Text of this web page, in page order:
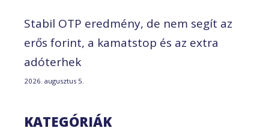
Stabil OTP eredmény, de nem segít az
erős forint, a kamatstop és az extra
adóterhek
2026. augusztus 5.
KATEGÓRIÁK